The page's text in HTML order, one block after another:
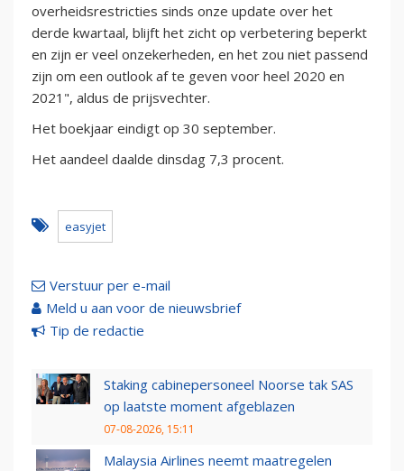
overheidsrestricties sinds onze update over het
derde kwartaal, blijft het zicht op verbetering beperkt
en zijn er veel onzekerheden, en het zou niet passend
zijn om een outlook af te geven voor heel 2020 en
2021", aldus de prijsvechter.
Het boekjaar eindigt op 30 september.
Het aandeel daalde dinsdag 7,3 procent.
easyjet
Verstuur per e-mail
Meld u aan voor de nieuwsbrief
Tip de redactie
Staking cabinepersoneel Noorse tak SAS
op laatste moment afgeblazen
07-08-2026, 15:11
Malaysia Airlines neemt maatregelen